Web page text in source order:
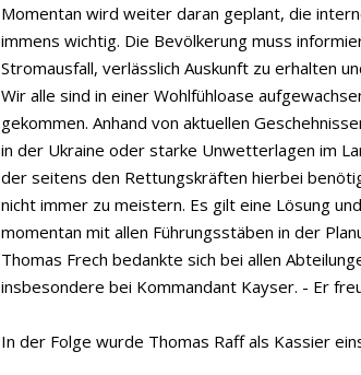
Momentan wird weiter daran geplant, die
immens wichtig. Die Bevölkerung muss
Stromausfall, verlässlich Auskunft zu erhalten
Wir alle sind in einer Wohlfühloase
gekommen. Anhand von aktuellen
in der Ukraine oder starke Unwetterlagen im
der seitens den Rettungskräften hierbei
nicht immer zu meistern. Es gilt eine Lösung
momentan mit allen Führungsstäben in der
Thomas Frech bedankte sich bei allen
insbesondere bei Kommandant Kayser. - Er
In der Folge wurde Thomas Raff als Kassier